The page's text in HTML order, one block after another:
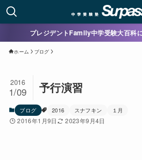
プレジデントFamily中学受験大百科
ホーム ブログ
予行演習
2016
1/09
ブログ 2016 スナフキン １月
2016年1月9日 2023年9月4日